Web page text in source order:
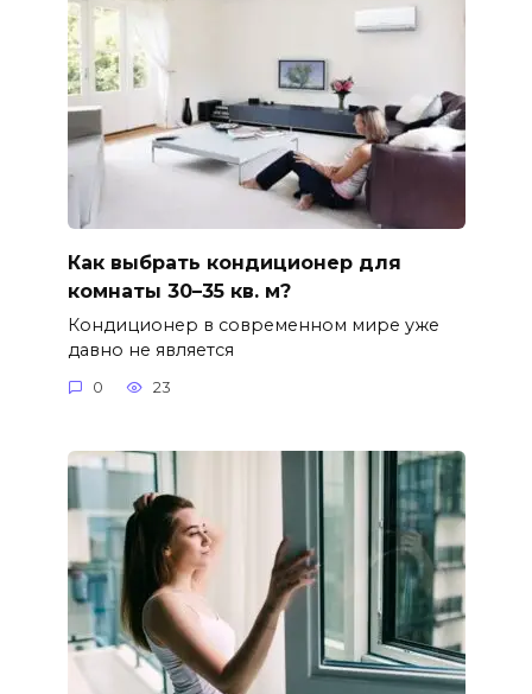
Как выбрать кондиционер для
комнаты 30–35 кв. м?
Кондиционер в современном мире уже
давно не является
0 23